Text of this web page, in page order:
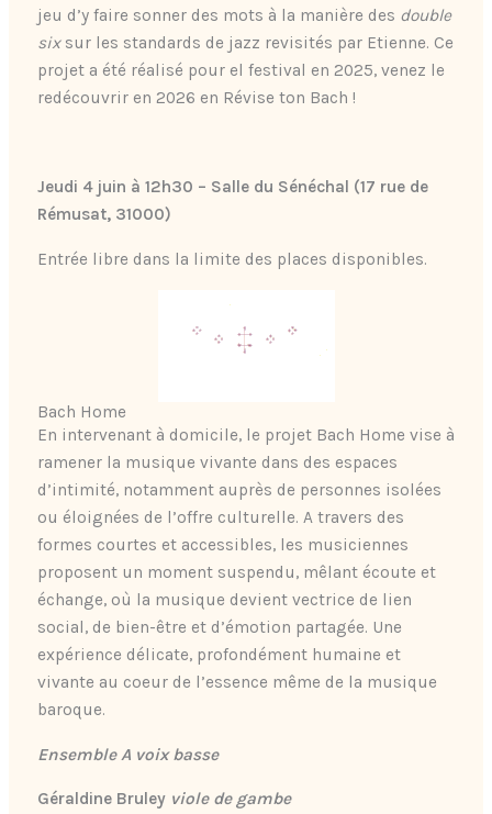
jeu d’y faire sonner des mots à la manière des double
sixsur les standards de jazz revisités par Etienne. Ce
projet a été réalisé pour el festival en 2025, venez le
redécouvrir en 2026 en Révise ton Bach !
Jeudi 4 juin à 12h30 – Salle du Sénéchal (17 rue de
Rémusat, 31000)
Entrée libre dans la limite des places disponibles.
Bach Home
En intervenant à domicile, le projet Bach Home vise à
ramener la musique vivante dans des espaces
d’intimité, notamment auprès de personnes isolées
ou éloignées de l’offre culturelle. A travers des
formes courtes et accessibles, les musiciennes
proposent un moment suspendu, mêlant écoute et
échange, où la musique devient vectrice de lien
social, de bien-être et d’émotion partagée. Une
expérience délicate, profondément humaine et
vivante au coeur de l’essence même de la musique
baroque.
Ensemble A voix basse
Géraldine Bruley viole de gambe